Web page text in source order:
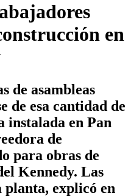
en
de asambleas
de esa cantidad de
instalada en Pan
de
para obras de
Kennedy. Las
planta, explicó en